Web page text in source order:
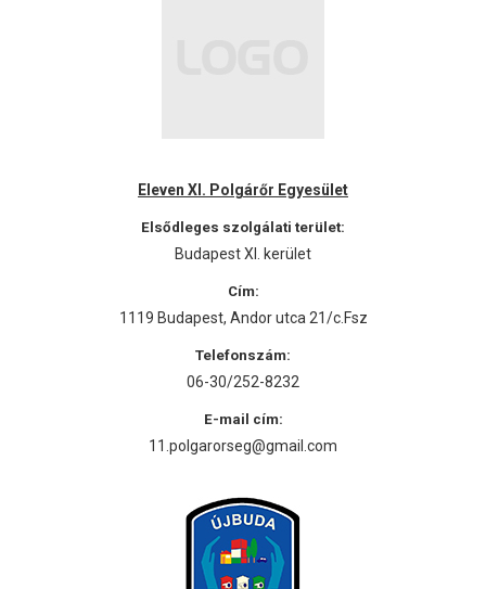
Eleven XI. Polgárőr Egyesület
Elsődleges szolgálati terület:
Budapest XI. kerület
Cím:
1119 Budapest, Andor utca 21/c.Fsz
Telefonszám:
06-30/252-8232
E-mail cím:
11.polgarorseg@gmail.com